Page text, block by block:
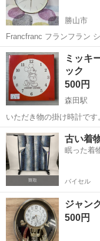
勝山市
Francfranc フランフラン シンプルでモダンなデザインのアナログ時計
目立った汚れや傷なし。 - 色: ホワイト - 素材: 金属（フレーム） - デ
ザイン: シンプルなアナロ
福井 勝山市 時計
ミッキ
ック
500円
森田駅
いただき物の掛け時計です
方にお売りいたします。
福井 福井市 森田駅
古い着
眠った着
バイセル
ジャン
500円